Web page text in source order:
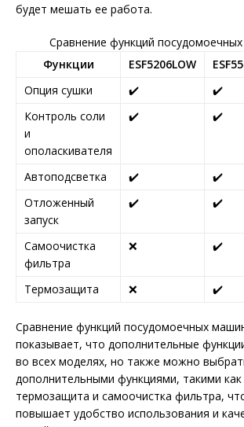
будет мешать ее работа.
Сравнение функций
Функции
ESF5206LOW
Опция сушки
✔️ ✔️
Контроль соли
и
ополаскивателя
✔️ ✔️
Автоподсветка ✔️ ✔️
Отложенный
запуск
✔️ ✔️
Самоочистка
фильтра
❌ ✔️
Термозащита ❌ ✔️
Сравнение функций посудомоечных
показывает, что дополнительные
во всех моделях, но также можно
дополнительными функциями, такими
термозащита и самоочистка фильтра,
повышает удобство использования и